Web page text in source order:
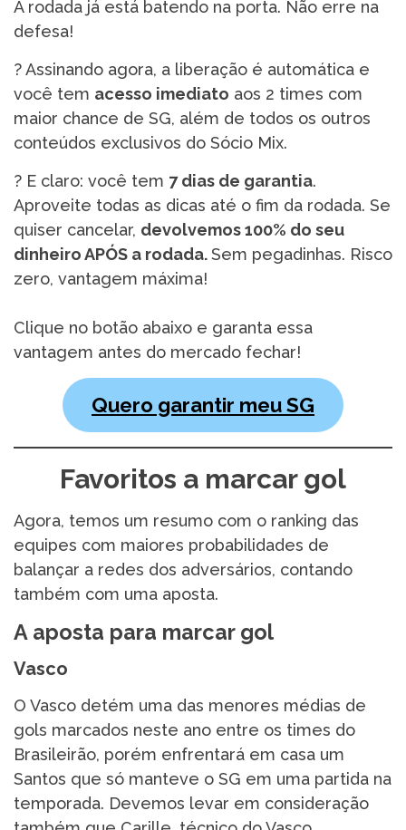
A rodada já está batendo na porta. Não erre na
defesa!
? Assinando agora, a liberação é automática e
você tem acesso imediato aos 2 times com
maior chance de SG, além de todos os outros
conteúdos exclusivos do Sócio Mix.
?️ E claro: você tem 7 dias de garantia.
Aproveite todas as dicas até o fim da rodada. Se
quiser cancelar, devolvemos 100% do seu
dinheiro APÓS a rodada.Sem pegadinhas. Risco
zero, vantagem máxima!
Clique no botão abaixo e garanta essa
vantagem antes do mercado fechar!
Quero garantir meu SG
Favoritos a marcar gol
Agora, temos um resumo com o ranking das
equipes com maiores probabilidades de
balançar a redes dos adversários, contando
também com uma aposta.
A aposta para marcar gol
Vasco
O Vasco detém uma das menores médias de
gols marcados neste ano entre os times do
Brasileirão, porém enfrentará em casa um
Santos que só manteve o SG em uma partida na
temporada. Devemos levar em consideração